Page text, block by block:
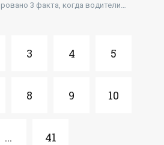
3 факта, когда водители
3 4 5
8 9 10
... 41